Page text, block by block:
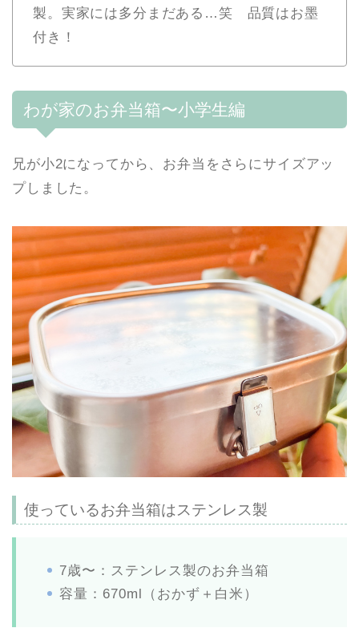
製。実家には多分まだある…笑 品質はお墨
付き！
わが家のお弁当箱〜小学生編
兄が小2になってから、お弁当をさらにサイズアッ
プしました。
使っているお弁当箱はステンレス製
7歳〜：ステンレス製のお弁当箱
容量：670ml（おかず＋白米）